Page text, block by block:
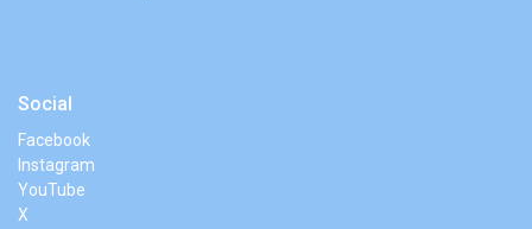
Social
Facebook
Instagram
YouTube
X